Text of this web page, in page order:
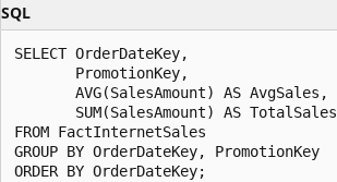
SQL
SELECT OrderDateKey,
       PromotionKey,
       AVG(SalesAmount) AS AvgSales,
       SUM(SalesAmount) AS TotalSales
FROM FactInternetSales
GROUP BY OrderDateKey, PromotionKey